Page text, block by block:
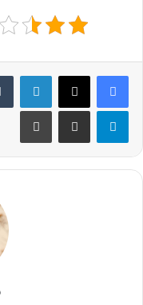
تلگرام اشتراک گذاری از طریق ایمیل چاپ